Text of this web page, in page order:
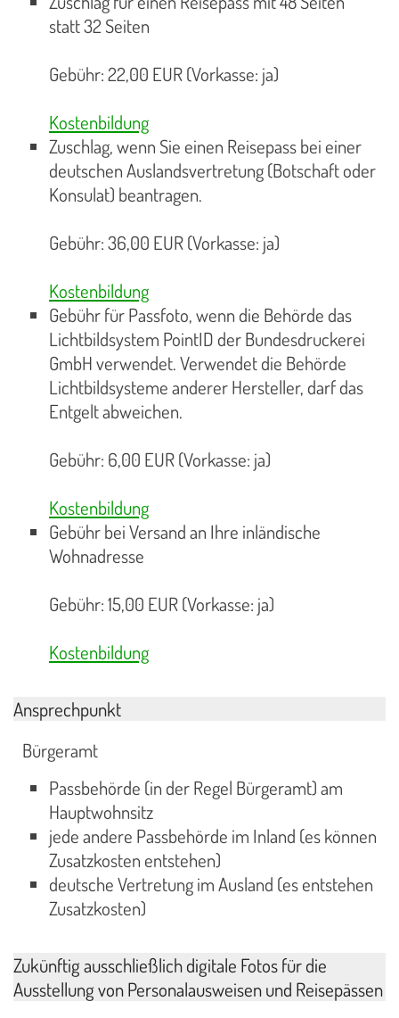
statt 32 Seiten
Gebühr: 22,00 EUR (Vorkasse: ja)
Kostenbildung
Zuschlag, wenn Sie einen Reisepass bei einer
deutschen Auslandsvertretung (Botschaft oder
Konsulat) beantragen.
Gebühr: 36,00 EUR (Vorkasse: ja)
Kostenbildung
Gebühr für Passfoto, wenn die Behörde das
Lichtbildsystem PointID der Bundesdruckerei
GmbH verwendet. Verwendet die Behörde
Lichtbildsysteme anderer Hersteller, darf das
Entgelt abweichen.
Gebühr: 6,00 EUR (Vorkasse: ja)
Kostenbildung
Gebühr bei Versand an Ihre inländische
Wohnadresse
Gebühr: 15,00 EUR (Vorkasse: ja)
Kostenbildung
Ansprechpunkt
Bürgeramt
Passbehörde (in der Regel Bürgeramt) am
Hauptwohnsitz
jede andere Passbehörde im Inland (es können
Zusatzkosten entstehen)
deutsche Vertretung im Ausland (es entstehen
Zusatzkosten)
Zukünftig ausschließlich digitale Fotos für die
Ausstellung von Personalausweisen und Reisepässen